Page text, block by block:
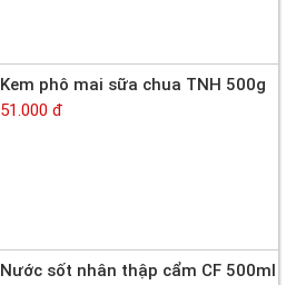
Kem phô mai sữa chua TNH 500g
51.000 đ
Nước sốt nhân thập cẩm CF 500ml